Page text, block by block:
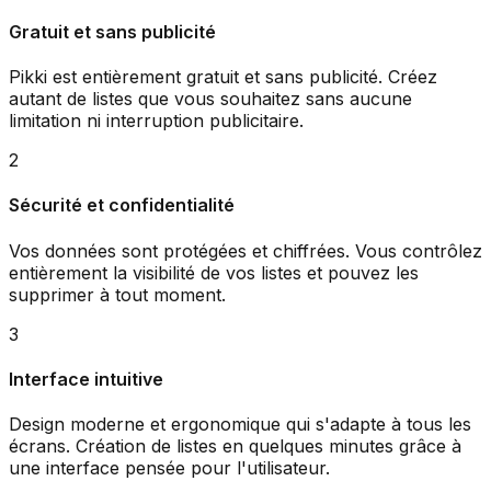
Gratuit et sans publicité
Pikki est entièrement gratuit et sans publicité. Créez
autant de listes que vous souhaitez sans aucune
limitation ni interruption publicitaire.
2
Sécurité et confidentialité
Vos données sont protégées et chiffrées. Vous contrôlez
entièrement la visibilité de vos listes et pouvez les
supprimer à tout moment.
3
Interface intuitive
Design moderne et ergonomique qui s'adapte à tous les
écrans. Création de listes en quelques minutes grâce à
une interface pensée pour l'utilisateur.